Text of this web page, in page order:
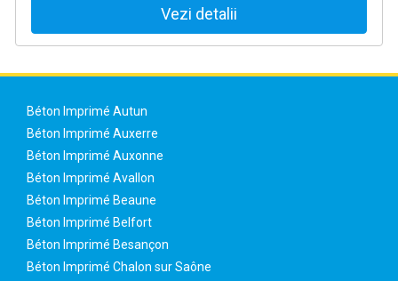
Vezi detalii
Béton Imprimé Autun
Béton Imprimé Auxerre
Béton Imprimé Auxonne
Béton Imprimé Avallon
Béton Imprimé Beaune
Béton Imprimé Belfort
Béton Imprimé Besançon
Béton Imprimé Chalon sur Saône